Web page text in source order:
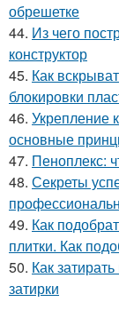
обрешетке
44. Из чего
конструктор
45. Как
блокировки
46. Укрепление
основные
47. Пеноплекс:
48. Секреты
49. Как
плитки. Как
50. Как
затирки